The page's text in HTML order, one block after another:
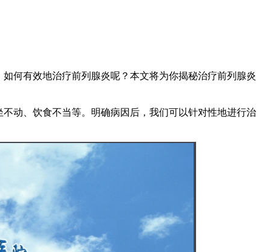
何有效地治疗前列腺炎呢？本文将为你揭秘治疗前列腺炎
动、饮食不当等。明确病因后，我们可以针对性地进行治